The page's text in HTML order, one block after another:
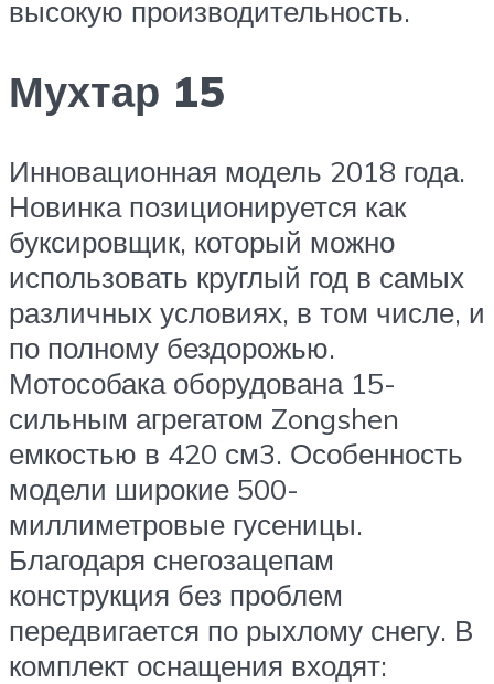
высокую производительность.
Мухтар 15
Инновационная модель 2018 года.
Новинка позиционируется как
буксировщик, который можно
использовать круглый год в самых
различных условиях, в том числе, и
по полному бездорожью.
Мотособака оборудована 15-
сильным агрегатом Zongshen
емкостью в 420 см3. Особенность
модели широкие 500-
миллиметровые гусеницы.
Благодаря снегозацепам
конструкция без проблем
передвигается по рыхлому снегу. В
комплект оснащения входят: